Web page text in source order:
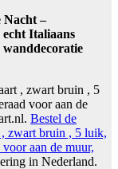
Nacht –
Italiaans
, zwart bruin , 5
voor aan de
Bestel de
zwart bruin , 5 luik,
aan de muur,
in Nederland.